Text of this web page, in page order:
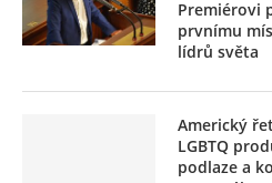
Premiérovi
prvnímu
lídrů světa
Americký
LGBTQ
podlaze a